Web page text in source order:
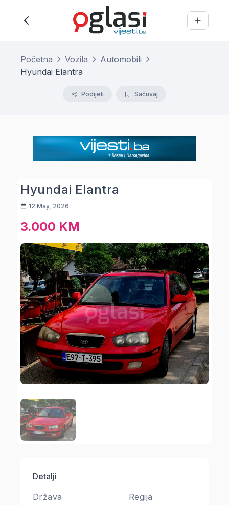
Početna Vozila
Automobili
Hyundai Elantra
Podijeli Sačuvaj
Hyundai Elantra
12 May, 2026
3.000 KM
Detalji
Država
Regija